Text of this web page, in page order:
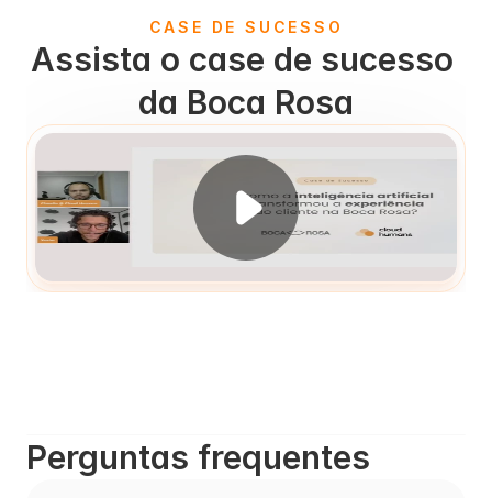
CASE DE SUCESSO
Assista o case de sucesso
da Boca Rosa
Perguntas frequentes